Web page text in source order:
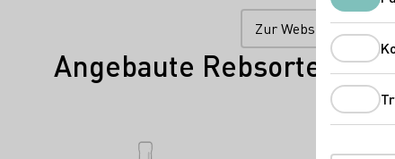
Zur Website
Angebaute Rebsorten